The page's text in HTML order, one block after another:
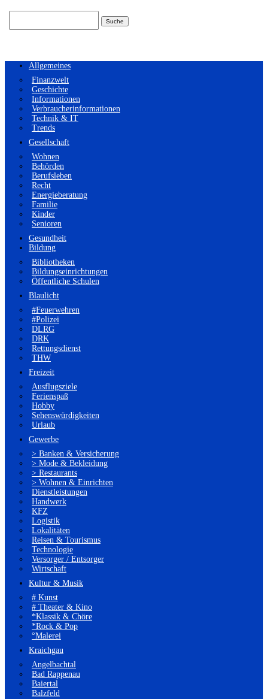
Allgemeines
Finanzwelt
Geschichte
Informationen
Verbraucherinformationen
Technik & IT
Trends
Gesellschaft
Wohnen
Behörden
Berufsleben
Recht
Energieberatung
Familie
Kinder
Senioren
Gesundheit
Bildung
Bibliotheken
Bildungseinrichtungen
Öffentliche Schulen
Blaulicht
#Feuerwehren
#Polizei
DLRG
DRK
Rettungsdienst
THW
Freizeit
Ausflugsziele
Ferienspaß
Hobby
Sehenswürdigkeiten
Urlaub
Gewerbe
> Banken & Versicherung
> Mode & Bekleidung
> Restaurants
> Wohnen & Einrichten
Dienstleistungen
Handwerk
KFZ
Logistik
Lokalitäten
Reisen & Tourismus
Technologie
Versorger / Entsorger
Wirtschaft
Kultur & Musik
# Kunst
# Theater & Kino
*Klassik & Chöre
*Rock & Pop
°Malerei
Kraichgau
Angelbachtal
Bad Rappenau
Baiertal
Balzfeld